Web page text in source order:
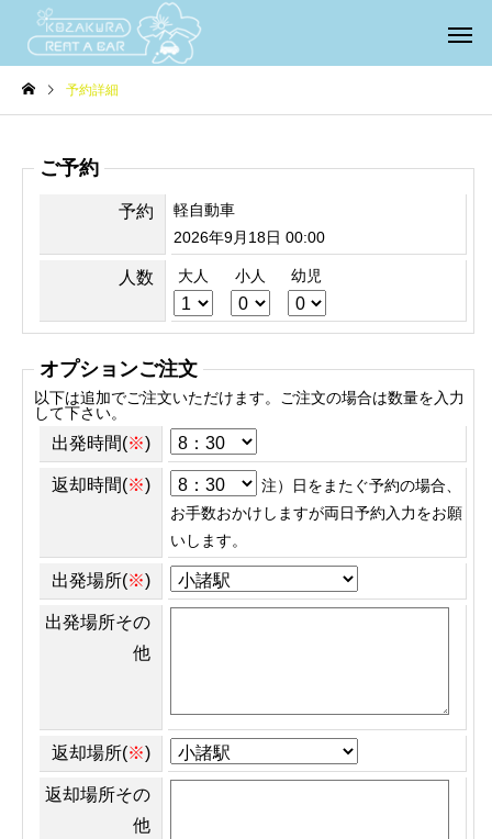
予約詳細
ご予約
予約
軽自動車
2026年9月18日 00:00
人数 大人 小人 幼児
オプションご注文
以下は追加でご注文いただけます。ご注文の場合は数量を入力
して下さい。
出発時間(※)
返却時間(※)
注）日をまたぐ予約の場合、
お手数おかけしますが両日予約入力をお願
いします。
出発場所(※)
出発場所その
他
返却場所(※)
返却場所その
他